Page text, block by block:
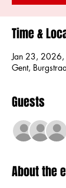
Time &
Jan 23,
Gent,
Guests
About the